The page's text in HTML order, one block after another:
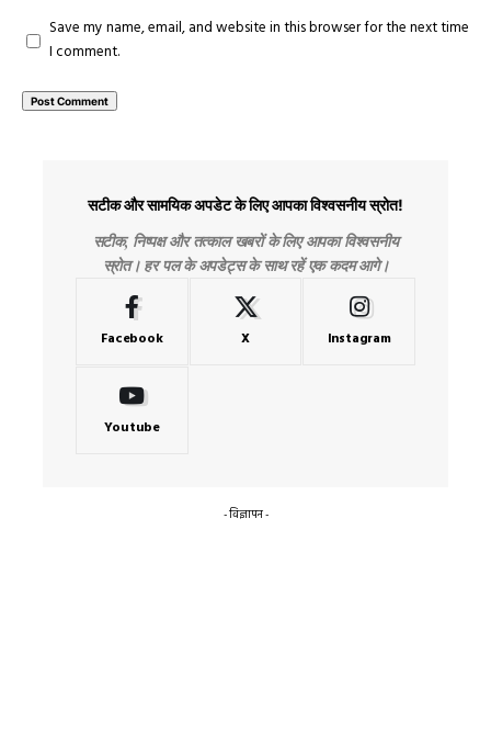
Save my name, email, and website in this browser for the next time
I comment.
सटीक और सामयिक अपडेट के लिए आपका विश्वसनीय स्रोत!
सटीक, निष्पक्ष और तत्काल खबरों के लिए आपका विश्वसनीय
स्रोत। हर पल के अपडेट्स के साथ रहें एक कदम आगे।
Facebook X Instagram
Youtube
- विज्ञापन -